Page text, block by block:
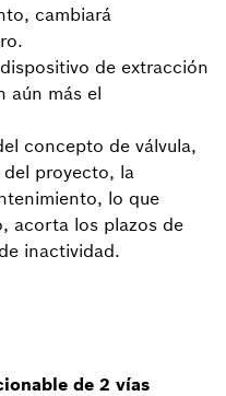
cambiará
de extracción
aún más el
concepto de válvula,
proyecto, la
lo que
acorta los plazos de
inactividad.
de 2 vías